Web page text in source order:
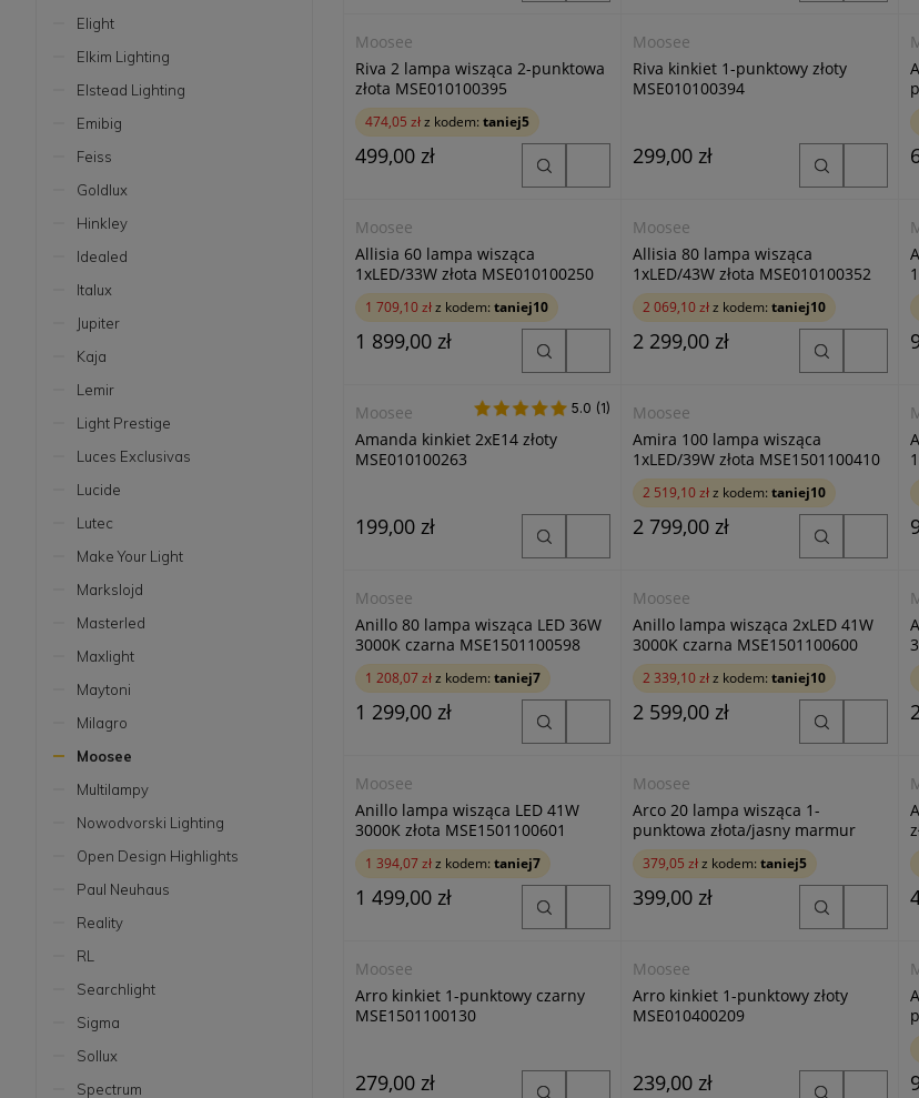
Elight
Elkim Lighting
Elstead Lighting
Emibig
Feiss
Goldlux
Hinkley
Idealed
Italux
Jupiter
Kaja
Lemir
Light Prestige
Luces Exclusivas
Lucide
Lutec
Make Your Light
Markslojd
Masterled
Maxlight
Maytoni
Milagro
Moosee
Multilampy
Nowodvorski Lighting
Open Design Highlights
Paul Neuhaus
Reality
RL
Searchlight
Sigma
Sollux
Spectrum
Moosee
Riva 2 lampa wisząca 2-punktowa
złota MSE010100395
474,05 złz kodem:taniej5
499,00 zł
Moosee
Riva kinkiet 1-punktowy złoty
MSE010100394
299,00 zł
Moosee
Allisia 60 lampa wisząca
1xLED/33W złota MSE010100250
1 709,10 złz kodem:taniej10
1 899,00 zł
Moosee
Allisia 80 lampa wisząca
1xLED/43W złota MSE010100352
2 069,10 złz kodem: taniej10
2 299,00 zł
Moosee
Amanda kinkiet 2xE14 złoty
MSE010100263
5.0 (1)
5.0 (1)
199,00 zł
Moosee
Amira 100 lampa wisząca
1xLED/39W złota MSE1501100410
2 519,10 złz kodem: taniej10
2 799,00 zł
Moosee
Anillo 80 lampa wisząca LED 36W
3000K czarna MSE1501100598
1 208,07 złz kodem:taniej7
1 299,00 zł
Moosee
Anillo lampa wisząca 2xLED 41W
3000K czarna MSE1501100600
2 339,10 złz kodem: taniej10
2 599,00 zł
Moosee
Anillo lampa wisząca LED 41W
3000K złota MSE1501100601
1 394,07 złz kodem:taniej7
1 499,00 zł
Moosee
Arco 20 lampa wisząca 1-
punktowa złota/jasny marmur
MSE010100132
379,05 złz kodem: taniej5
399,00 zł
Moosee
Arro kinkiet 1-punktowy czarny
MSE1501100130
279,00 zł
Moosee
Arro kinkiet 1-punktowy złoty
MSE010400209
239,00 zł